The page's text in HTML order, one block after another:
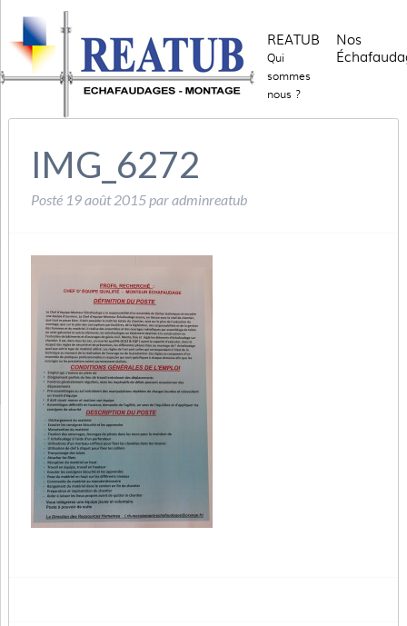
REATUB
Qui
sommes
nous ?
Nos
IMG_6272
Posté 19 août 2015paradminreatub